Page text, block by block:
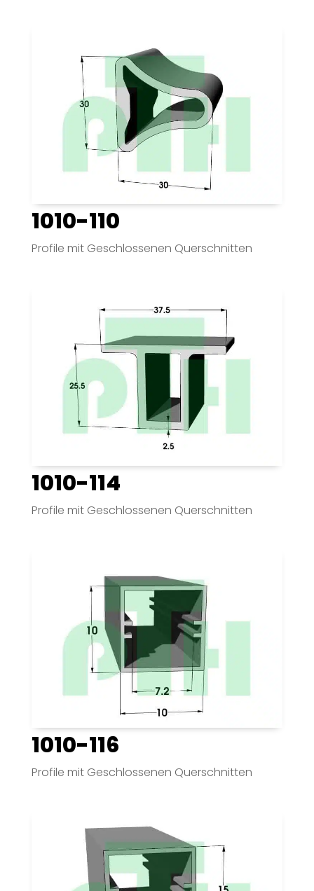
1010-110
Profile mit Geschlossenen Querschnitten
1010-114
Profile mit Geschlossenen Querschnitten
1010-116
Profile mit Geschlossenen Querschnitten